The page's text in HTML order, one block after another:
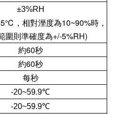
±3%RH
，相對溼度為10~90%時，
圍則準確度為+/-5%RH)
約60秒
約60秒
每秒
-20~59.9℃
-20~59.9℃